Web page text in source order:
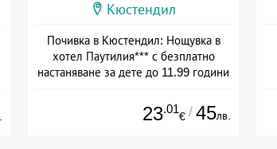
Кюстендил
Почивка в Кюстендил: Нощувка в
хотел Паутилия*** с безплатно
настаняване за дете до 11.99 години
23.01
€ / 45лв.